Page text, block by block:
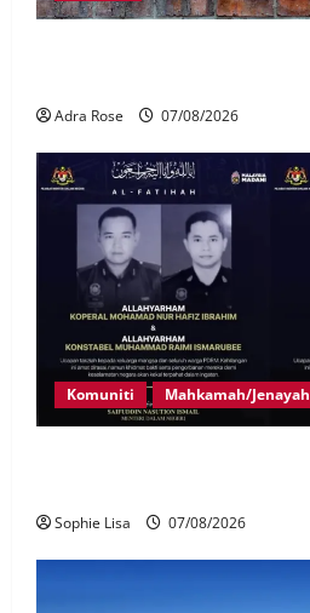
Adra Rose 07/08/2026
Komuniti Mahkamah/Jenayah
Sophie Lisa 07/08/2026